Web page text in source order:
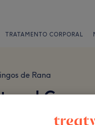
TRATAMENTO CORPORAL
de Rana